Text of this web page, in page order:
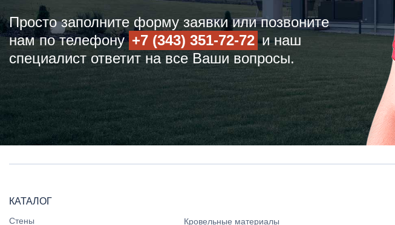
Просто заполните форму заявки или позвоните
нам по телефону +7 (343) 351-72-72и наш
специалист ответит на все Ваши вопросы.
КАТАЛОГ
Стены Кровельные материалы